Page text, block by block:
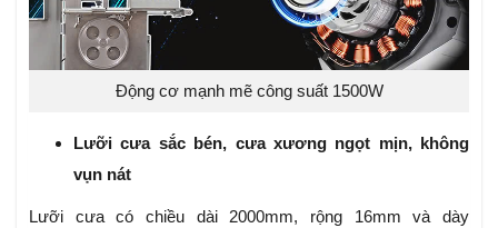
Động cơ mạnh mẽ công suất 1500W
Lưỡi cưa sắc bén, cưa xương ngọt mịn, không
vụn nát
Lưỡi cưa có chiều dài 2000mm, rộng 16mm và dày